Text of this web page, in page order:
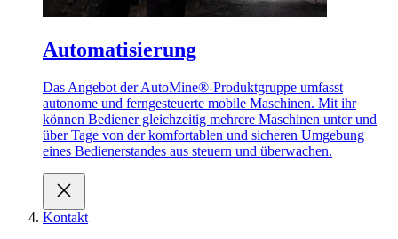
Automatisierung
Das Angebot der AutoMine®-Produktgruppe umfasst
autonome und ferngesteuerte mobile Maschinen. Mit ihr
können Bediener gleichzeitig mehrere Maschinen unter und
über Tage von der komfortablen und sicheren Umgebung
eines Bedienerstandes aus steuern und überwachen.
Kontakt